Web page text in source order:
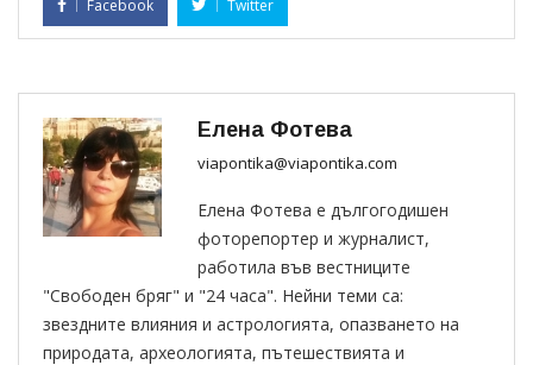
Facebook Twitter
Елена Фотева
viapontika@viapontika.com
Елена Фотева е дългогодишен
фоторепортер и журналист,
работила във вестниците
"Свободен бряг" и "24 часа". Нейни теми са:
звездните влияния и астрологията, опазването на
природата, археологията, пътешествията и